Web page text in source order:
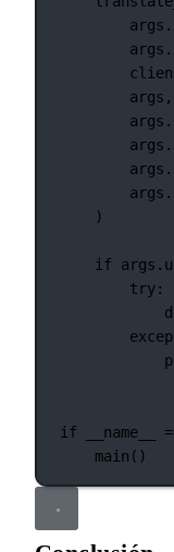
args,
)
if
try:
if __name__
main()